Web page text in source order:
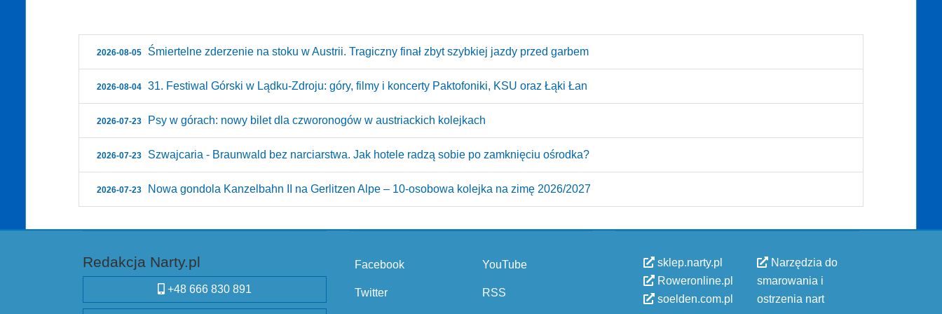
2026-08-05 Śmiertelne zderzenie na stoku w Austrii. Tragiczny finał zbyt szybkiej jazdy przed garbem
2026-08-04 31. Festiwal Górski w Lądku-Zdroju: góry, filmy i koncerty Paktofoniki, KSU oraz Łąki Łan
2026-07-23 Psy w górach: nowy bilet dla czworonogów w austriackich kolejkach
2026-07-23 Szwajcaria - Braunwald bez narciarstwa. Jak hotele radzą sobie po zamknięciu ośrodka?
2026-07-23 Nowa gondola Kanzelbahn II na Gerlitzen Alpe – 10‑osobowa kolejka na zimę 2026/2027
Redakcja Narty.pl
+48 666 830 891
Facebook
Twitter
YouTube
RSS
sklep.narty.pl
Roweronline.pl
soelden.com.pl
Narzędzia do
smarowania i
ostrzenia nart